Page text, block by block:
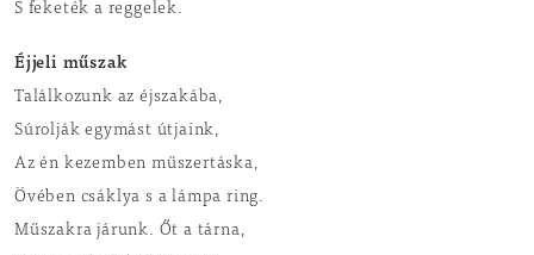
S feketék a reggelek.
Éjjeli műszak
Találkozunk az éjszakába,
Súrolják egymást útjaink,
Az én kezemben műszertáska,
Övében csáklya s a lámpa ring.
Műszakra járunk. Őt a tárna,